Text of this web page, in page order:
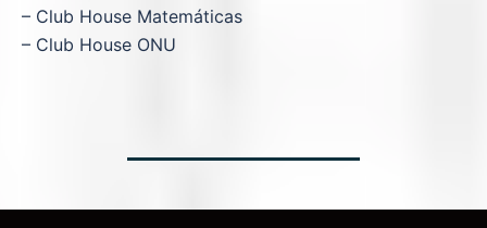
– Club House Matemáticas
– Club House ONU